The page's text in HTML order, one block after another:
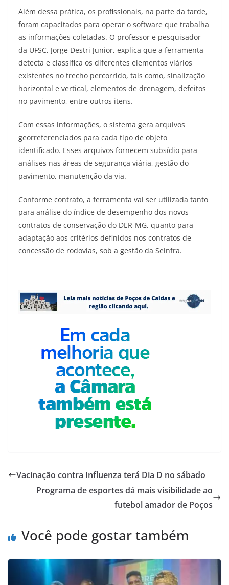
Além dessa prática, os profissionais, na parte da tarde,
foram capacitados para operar o software que trabalha
as informações coletadas. O professor e pesquisador
da UFSC, Jorge Destri Junior, explica que a ferramenta
detecta e classifica os diferentes elementos viários
existentes no trecho percorrido, tais como, sinalização
horizontal e vertical, elementos de drenagem, defeitos
no pavimento, entre outros itens.
Com essas informações, o sistema gera arquivos
georreferenciados para cada tipo de objeto
identificado. Esses arquivos fornecem subsídio para
análises nas áreas de segurança viária, gestão do
pavimento, manutenção da via.
Conforme contrato, a ferramenta vai ser utilizada tanto
para análise do índice de desempenho dos novos
contratos de conservação do DER-MG, quanto para
adaptação aos critérios definidos nos contratos de
concessão de rodovias, sob a gestão da Seinfra.
Vacinação contra Influenza terá Dia D no sábado
Programa de esportes dá mais visibilidade ao
futebol amador de Poços
Você pode gostar também